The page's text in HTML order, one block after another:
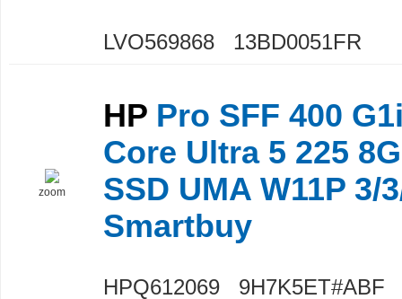
LVO569868 13BD0051FR
zoom
HP Pro SFF 400
Core Ultra 5 225
SSD UMA W11P 3/
Smartbuy
HPQ612069 9H7K5ET#ABF